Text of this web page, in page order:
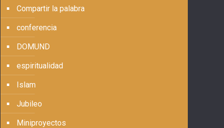
Compartir la palabra
conferencia
DOMUND
espiritualidad
Islam
Jubileo
Miniproyectos